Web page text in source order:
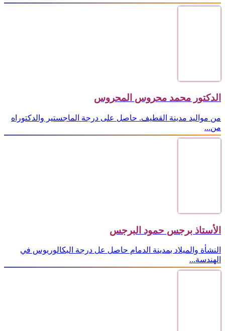
الدكتور محمد محروس المحروس
من مواليد مدينة القطيف. حاصل على درجة الماجستير والدكتوراه
من...
الأستاذ برجس حمود البرجس
النشأة والميلاد بمدينة الدمام حاصل عل درجة البكالوريوس في
الهندسة...